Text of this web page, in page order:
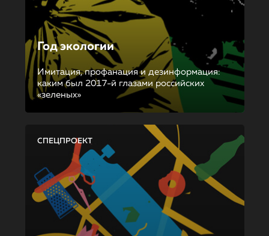
Год экологии
Имитация, профанация и дезинформация:
каким был 2017-й глазами российских
«зеленых»
СПЕЦПРОЕКТ